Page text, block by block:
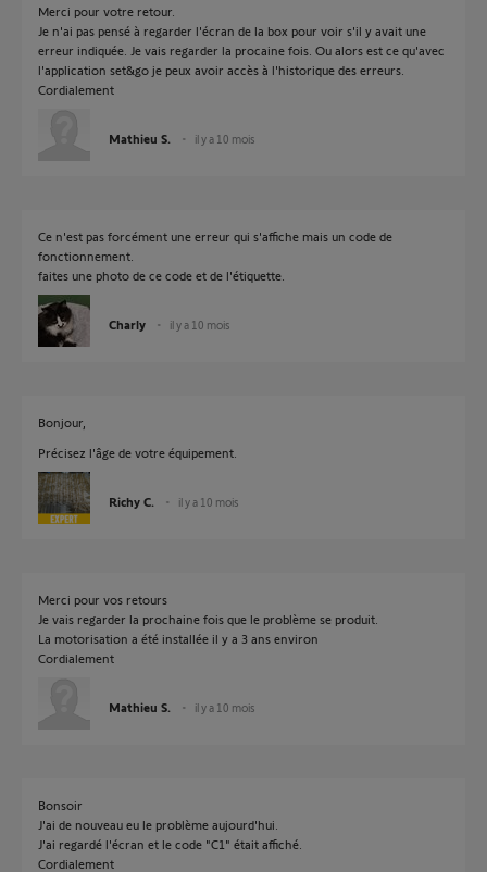
Merci pour votre retour.
Je n'ai pas pensé à regarder l'écran de la box pour voir s'il y avait une
erreur indiquée. Je vais regarder la procaine fois. Ou alors est ce qu'avec
l'application set&go je peux avoir accès à l'historique des erreurs.
Cordialement
Mathieu S. il y a 10 mois
Ce n'est pas forcément une erreur qui s'affiche mais un code de
fonctionnement.
faites une photo de ce code et de l'étiquette.
Charly il y a 10 mois
Bonjour,
Précisez l'âge de votre équipement.
Richy C. il y a 10 mois
Merci pour vos retours
Je vais regarder la prochaine fois que le problème se produit.
La motorisation a été installée il y a 3 ans environ
Cordialement
Mathieu S. il y a 10 mois
Bonsoir
J'ai de nouveau eu le problème aujourd'hui.
J'ai regardé l'écran et le code "C1" était affiché.
Cordialement